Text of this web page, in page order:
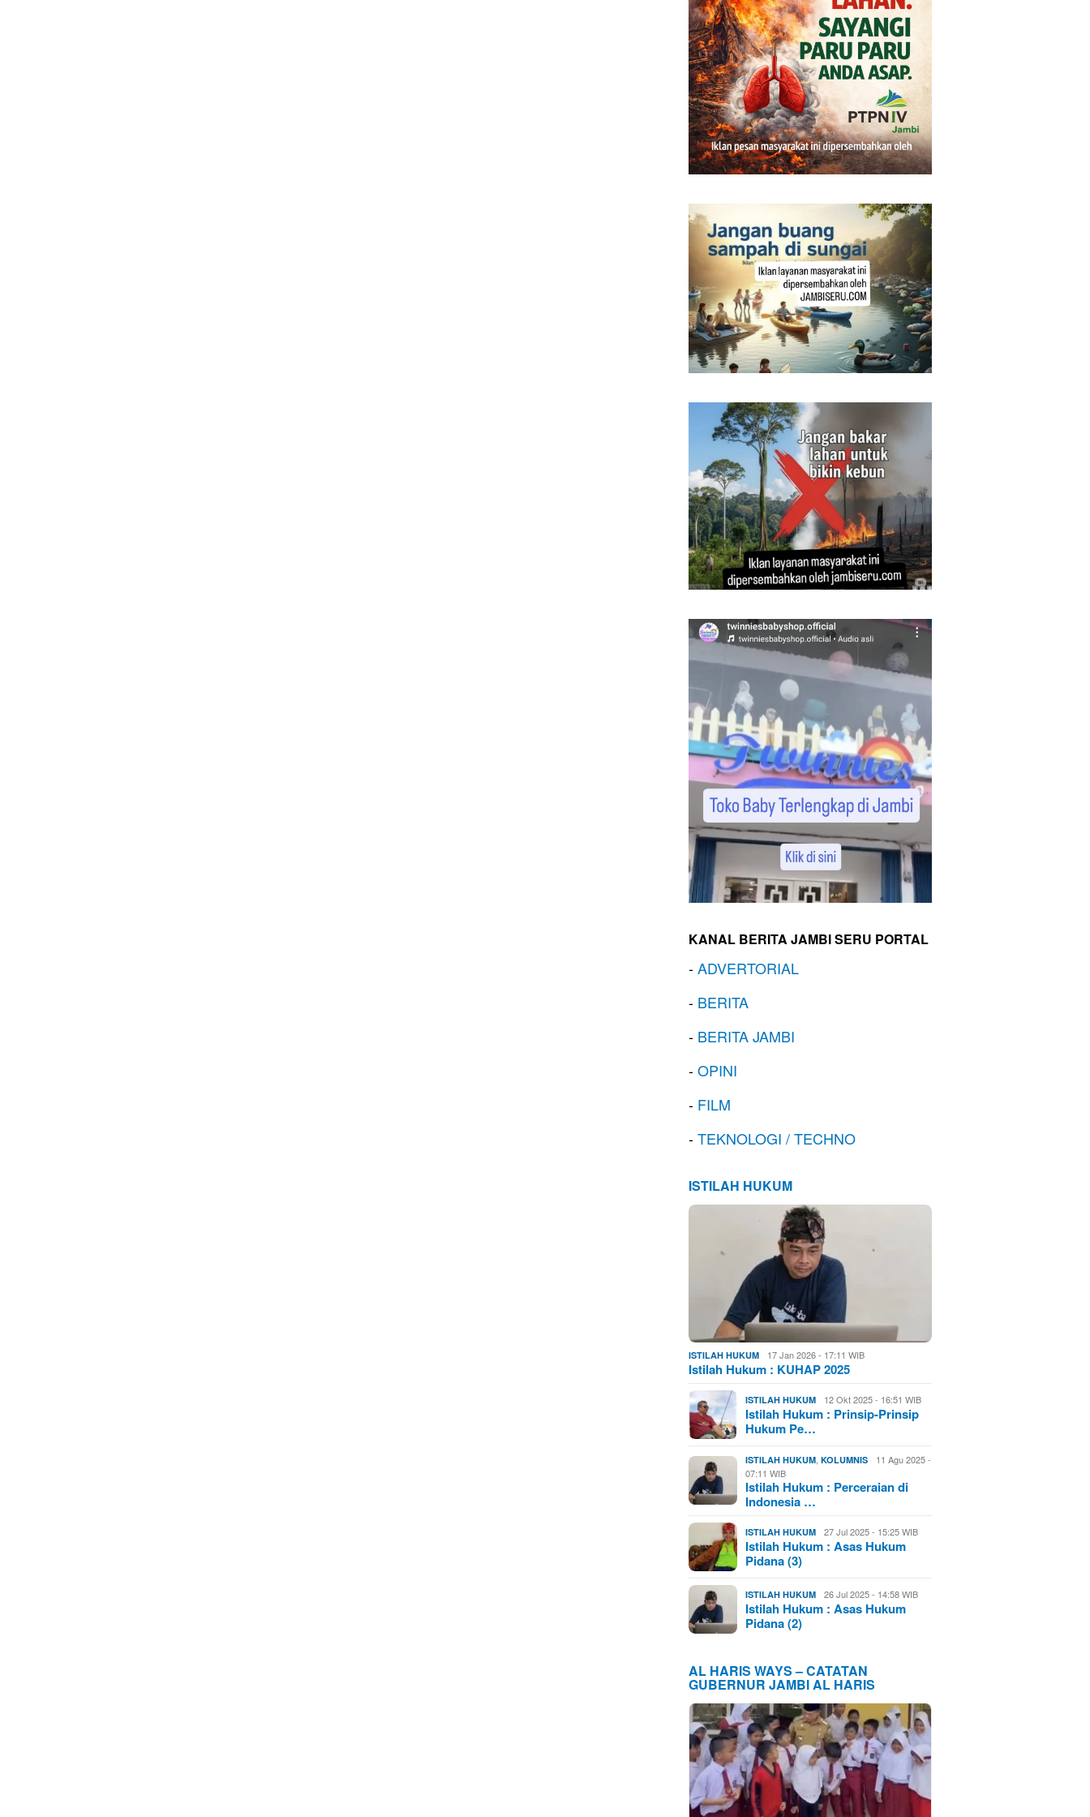
KANAL BERITA JAMBI SERU PORTAL
-ADVERTORIAL
- BERITA
- BERITA JAMBI
-OPINI
- FILM
-TEKNOLOGI / TECHNO
ISTILAH HUKUM
ISTILAH HUKUM 17 Jan 2026 - 17:11 WIB
Istilah Hukum : KUHAP 2025
ISTILAH HUKUM 12 Okt 2025 - 16:51 WIB
Istilah Hukum : Prinsip-Prinsip
Hukum Pe…
ISTILAH HUKUM ,KOLUMNIS
11 Agu 2025 -
07:11 WIB
Istilah Hukum : Perceraian di
Indonesia …
ISTILAH HUKUM 27 Jul 2025 - 15:25 WIB
Istilah Hukum : Asas Hukum
Pidana (3)
ISTILAH HUKUM 26 Jul 2025 - 14:58 WIB
Istilah Hukum : Asas Hukum
Pidana (2)
AL HARIS WAYS – CATATAN
GUBERNUR JAMBI AL HARIS